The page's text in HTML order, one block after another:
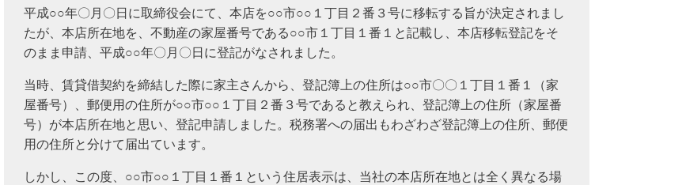
平成○○年〇月〇日に取締役会にて、本店を○○市○○１丁目２番３号に移転する旨が決定されまし
たが、本店所在地を、不動産の家屋番号である○○市１丁目１番１と記載し、本店移転登記をそ
のまま申請、平成○○年〇月〇日に登記がなされました。
当時、賃貸借契約を締結した際に家主さんから、登記簿上の住所は○○市〇〇１丁目１番１（家
屋番号）、郵便用の住所が○○市○○１丁目２番３号であると教えられ、登記簿上の住所（家屋番
号）が本店所在地と思い、登記申請しました。税務署への届出もわざわざ登記簿上の住所、郵便
用の住所と分けて届出ています。
しかし、この度、○○市○○１丁目１番１という住居表示は、当社の本店所在地とは全く異なる場